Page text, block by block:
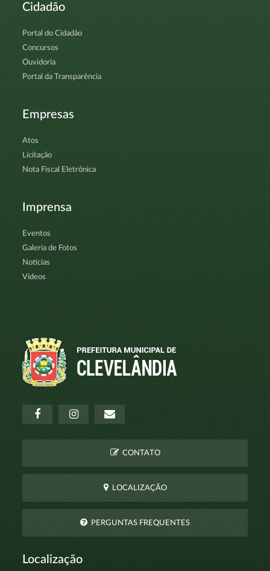
Cidadão
Portal do Cidadão
Concursos
Ouvidoria
Portal da Transparência
Empresas
Atos
Licitação
Nota Fiscal Eletrônica
Imprensa
Eventos
Galeria de Fotos
Notícias
Vídeos
CONTATO
LOCALIZAÇÃO
PERGUNTAS FREQUENTES
Localização